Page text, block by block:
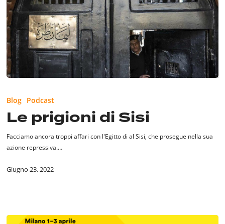
di
Blog Podcast
Le prigioni di Sisi
Facciamo ancora troppi affari con l'Egitto di al Sisi, che prosegue nella sua
azione repressiva.…
Giugno 23, 2022